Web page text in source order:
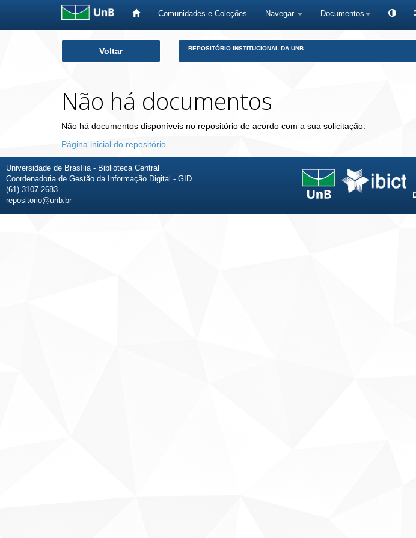
Comunidades e Coleções Navegar Documentos
Voltar REPOSITÓRIO INSTITUCIONAL DA UNB
Não há documentos
Não há documentos disponíveis no repositório de acordo com a sua solicitação.
Página inicial do repositório
Universidade de Brasília - Biblioteca Central
Coordenadoria de Gestão da Informação Digital - GID
(61) 3107-2683
repositorio@unb.br